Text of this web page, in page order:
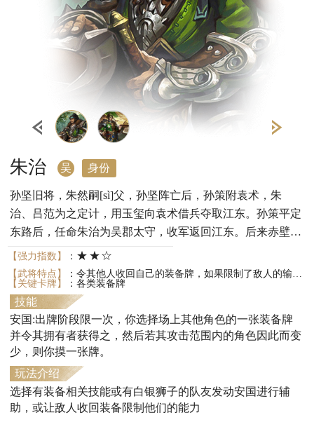
朱治 吴 身份
孙坚旧将，朱然嗣[sì]父，孙坚阵亡后，孙策附袁术，朱
治、吕范为之定计，用玉玺向袁术借兵夺取江东。孙策平定
东路后，任命朱治为吴郡太守，收军返回江东。后来赤壁之
战，大都督周瑜令朱治、吕范为四方巡警使，催督六郡官
军。
【强力指数】 ： ★★☆
【武将特点】
：令其他人收回自己的装备牌，如果限制了敌人的输出范围可以摸牌。
【关键卡牌】
：各类装备牌
技能
安国:出牌阶段限一次，你选择场上其他角色的一张装备牌
并令其拥有者获得之，然后若其攻击范围内的角色因此而变
少，则你摸一张牌。
玩法介绍
选择有装备相关技能或有白银狮子的队友发动安国进行辅
助，或让敌人收回装备限制他们的能力